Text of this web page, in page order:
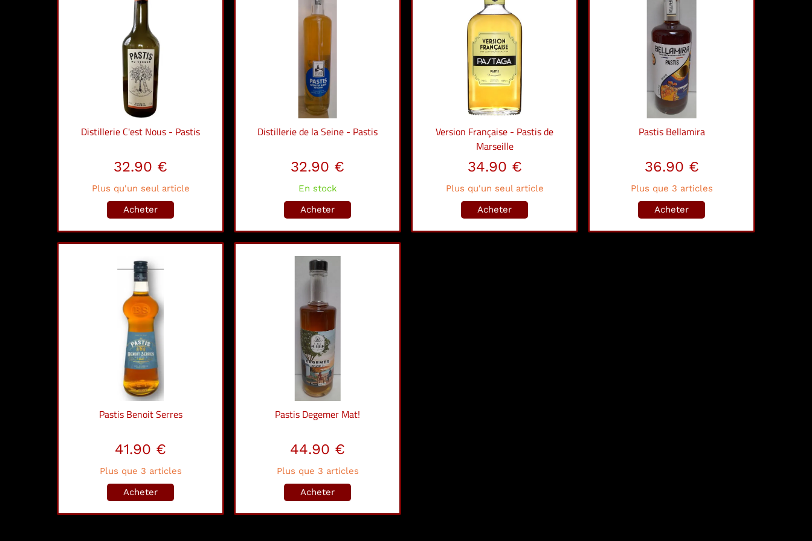
Distillerie C'est Nous - Pastis
32.90 €
Plus qu'un seul article
Acheter
Distillerie de la Seine - Pastis
32.90 €
En stock
Acheter
Version Française - Pastis de
Marseille
34.90 €
Plus qu'un seul article
Acheter
Pastis Bellamira
36.90 €
Plus que 3 articles
Acheter
Pastis Benoit Serres
41.90 €
Plus que 3 articles
Acheter
Pastis Degemer Mat!
44.90 €
Plus que 3 articles
Acheter